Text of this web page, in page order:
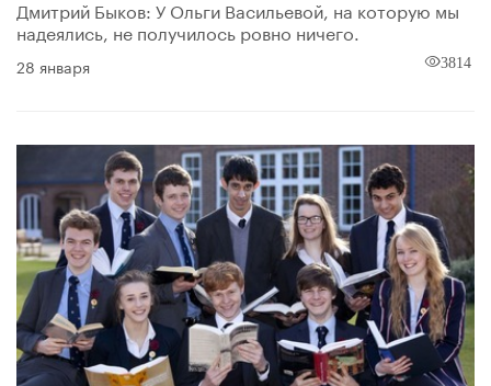
Дмитрий Быков: У Ольги Васильевой, на которую мы
надеялись, не получилось ровно ничего.
28 января 3814